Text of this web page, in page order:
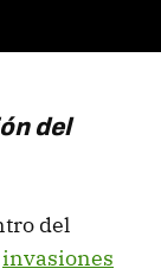
del
del
invasiones